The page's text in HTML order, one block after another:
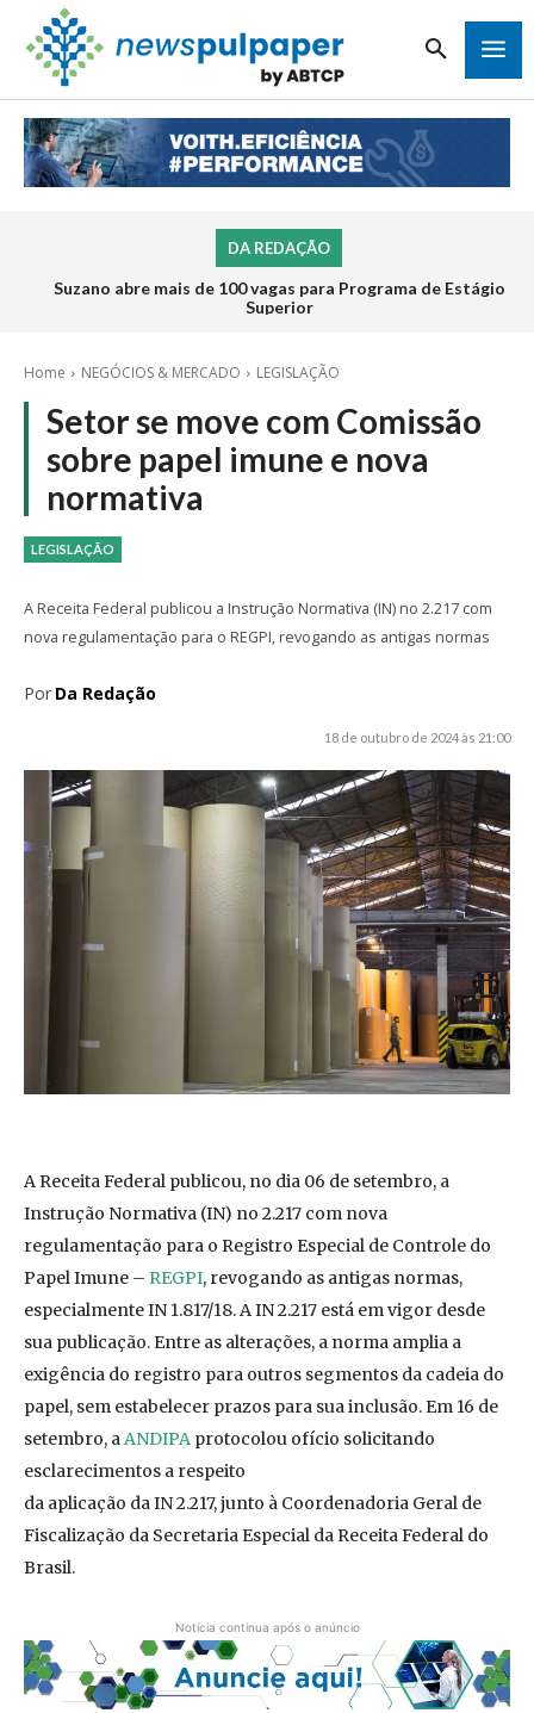
DA REDAÇÃO
Suzano abre mais de 100 vagas para Programa de Estágio
Superior
Home NEGÓCIOS & MERCADO LEGISLAÇÃO
Setor se move com Comissão
sobre papel imune e nova
normativa
LEGISLAÇÃO
A Receita Federal publicou a Instrução Normativa (IN) no 2.217 com
nova regulamentação para o REGPI, revogando as antigas normas
Por Da Redação
18 de outubro de 2024 às 21:00
A Receita Federal publicou, no dia 06 de setembro, a
Instrução Normativa (IN) no 2.217 com nova
regulamentação para o Registro Especial de Controle do
Papel Imune – REGPI, revogando as antigas normas,
especialmente IN 1.817/18. A IN 2.217 está em vigor desde
sua publicação. Entre as alterações, a norma amplia a
exigência do registro para outros segmentos da cadeia do
papel, sem estabelecer prazos para sua inclusão. Em 16 de
setembro, aANDIPA protocolou ofício solicitando
esclarecimentos a respeito
da aplicação da IN 2.217, junto à Coordenadoria Geral de
Fiscalização da Secretaria Especial da Receita Federal do
Brasil.
Notícia continua após o anúncio